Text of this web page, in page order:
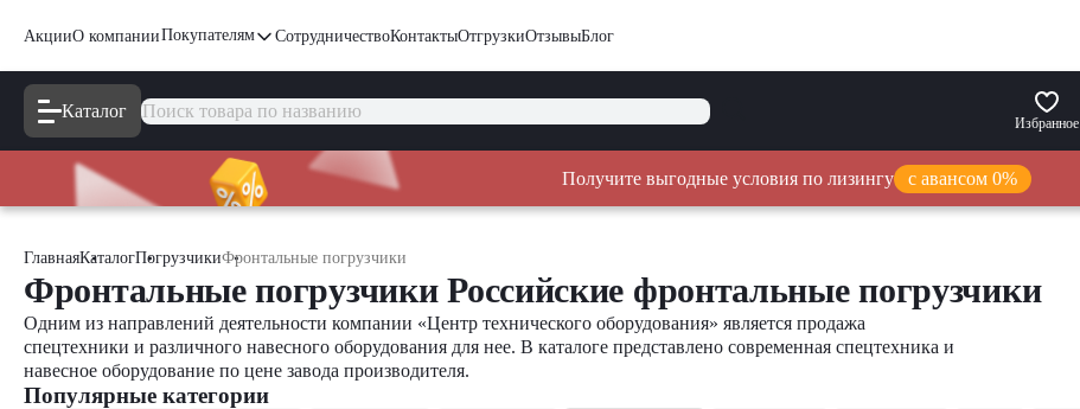
АкцииО компанииПокупателям СотрудничествоКонтактыОтгрузкиОтзывыБлог
Каталог
Избранное
Получите выгодные условия по лизингу с авансом 0%
ГлавнаяКаталогПогрузчикиФронтальные погрузчики
Фронтальные погрузчики Российские фронтальные погрузчики
Одним из направлений деятельности компании «Центр технического оборудования» является продажа
спецтехники и различного навесного оборудования для нее. В каталоге представлено современная спецтехника и
навесное оборудование по цене завода производителя.
Популярные категории